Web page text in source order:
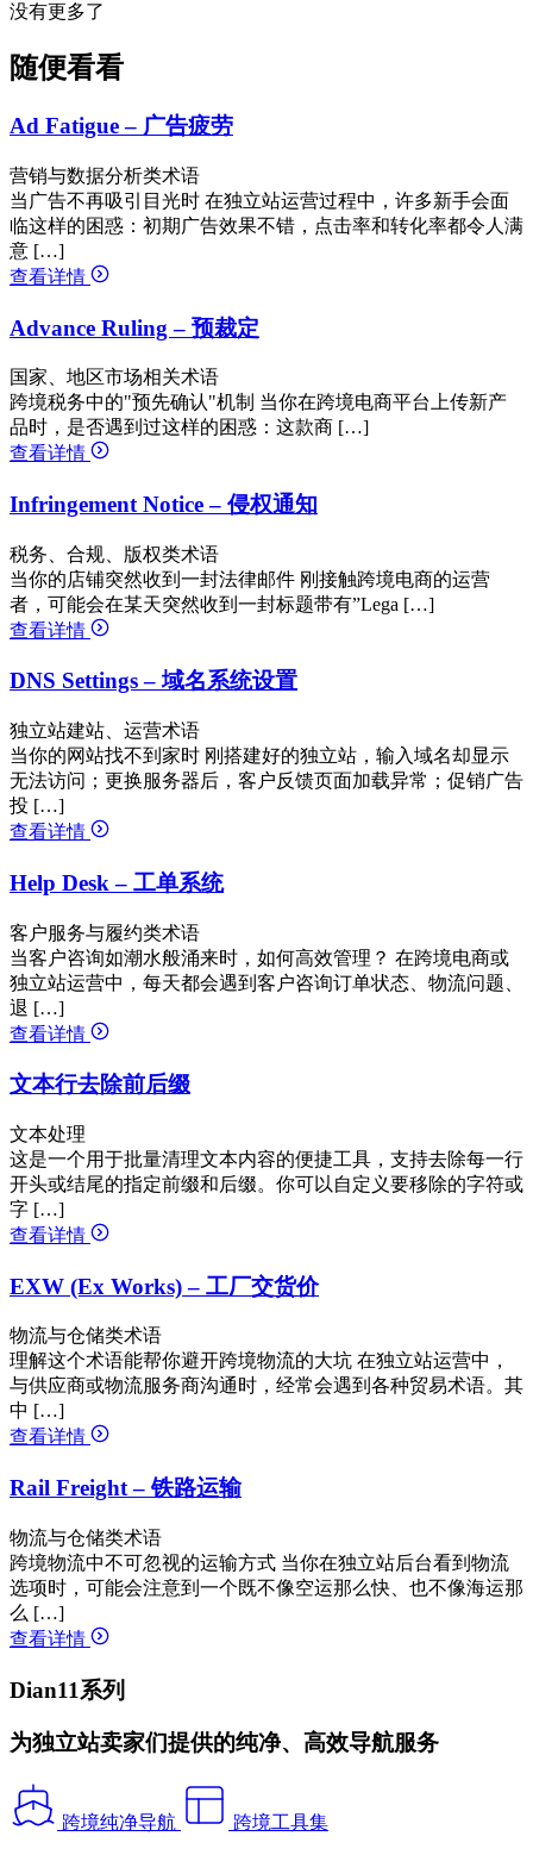
没有更多了
随便看看
Ad Fatigue – 广告疲劳
营销与数据分析类术语
当广告不再吸引目光时 在独立站运营过程中，许多新手会面
临这样的困惑：初期广告效果不错，点击率和转化率都令人满
意 […]
查看详情
Advance Ruling – 预裁定
国家、地区市场相关术语
跨境税务中的"预先确认"机制 当你在跨境电商平台上传新产
品时，是否遇到过这样的困惑：这款商 […]
查看详情
Infringement Notice – 侵权通知
税务、合规、版权类术语
当你的店铺突然收到一封法律邮件 刚接触跨境电商的运营
者，可能会在某天突然收到一封标题带有”Lega […]
查看详情
DNS Settings – 域名系统设置
独立站建站、运营术语
当你的网站找不到家时 刚搭建好的独立站，输入域名却显示
无法访问；更换服务器后，客户反馈页面加载异常；促销广告
投 […]
查看详情
Help Desk – 工单系统
客户服务与履约类术语
当客户咨询如潮水般涌来时，如何高效管理？ 在跨境电商或
独立站运营中，每天都会遇到客户咨询订单状态、物流问题、
退 […]
查看详情
文本行去除前后缀
文本处理
这是一个用于批量清理文本内容的便捷工具，支持去除每一行
开头或结尾的指定前缀和后缀。你可以自定义要移除的字符或
字 […]
查看详情
EXW (Ex Works) – 工厂交货价
物流与仓储类术语
理解这个术语能帮你避开跨境物流的大坑 在独立站运营中，
与供应商或物流服务商沟通时，经常会遇到各种贸易术语。其
中 […]
查看详情
Rail Freight – 铁路运输
物流与仓储类术语
跨境物流中不可忽视的运输方式 当你在独立站后台看到物流
选项时，可能会注意到一个既不像空运那么快、也不像海运那
么 […]
查看详情
Dian11系列
为独立站卖家们提供的纯净、高效导航服务
跨境纯净导航 跨境工具集